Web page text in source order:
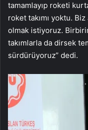
tamamlayıp roketi
roket takımı yoktu.
olmak istiyoruz.
takımlarla da dirsek
sürdürüyoruz” dedi.